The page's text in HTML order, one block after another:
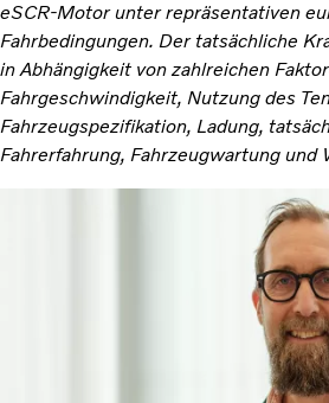
eSCR-Motor unter repräsentativen
Fahrbedingungen. Der tatsächliche
in Abhängigkeit von zahlreichen
Fahrgeschwindigkeit, Nutzung des
Fahrzeugspezifikation, Ladung,
Fahrerfahrung, Fahrzeugwartung und